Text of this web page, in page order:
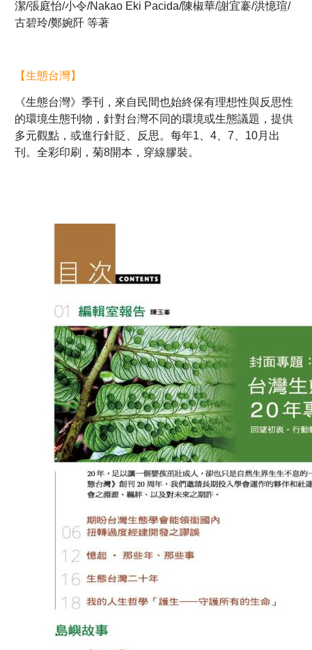
潔/張庭怡/小令/Nakao Eki Pacida/陳椒華/謝宜褰/洪憶瑄/
古碧玲/鄭婉阡 等著
【生態台灣】
《生態台灣》季刊，來自民間也始終保有理想性與反思性
的環境生態刊物，針對台灣不同的環境或生態議題，提供
多元觀點，或進行針貶、反思。每年1、4、7、10月出
刊。全彩印刷，菊8開本，穿線膠裝。